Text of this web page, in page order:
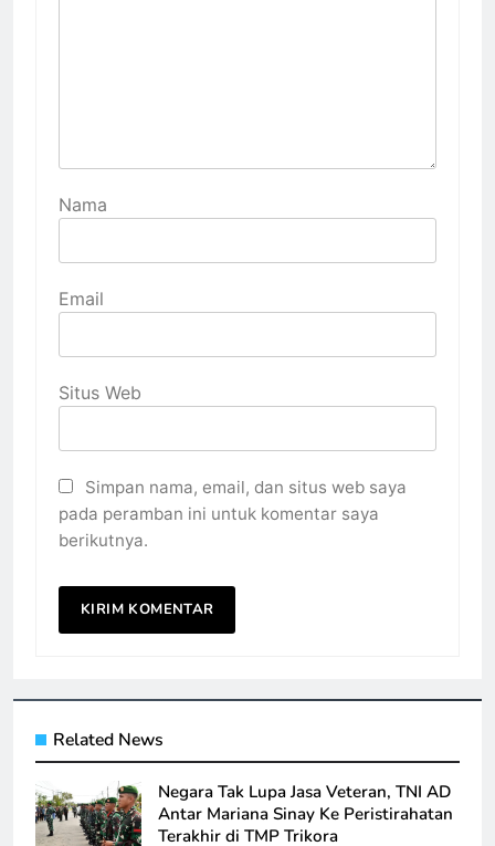
Nama
Email
Situs Web
Simpan nama, email, dan situs web saya
pada peramban ini untuk komentar saya
berikutnya.
Related News
Negara Tak Lupa Jasa Veteran, TNI AD
Antar Mariana Sinay Ke Peristirahatan
Terakhir di TMP Trikora